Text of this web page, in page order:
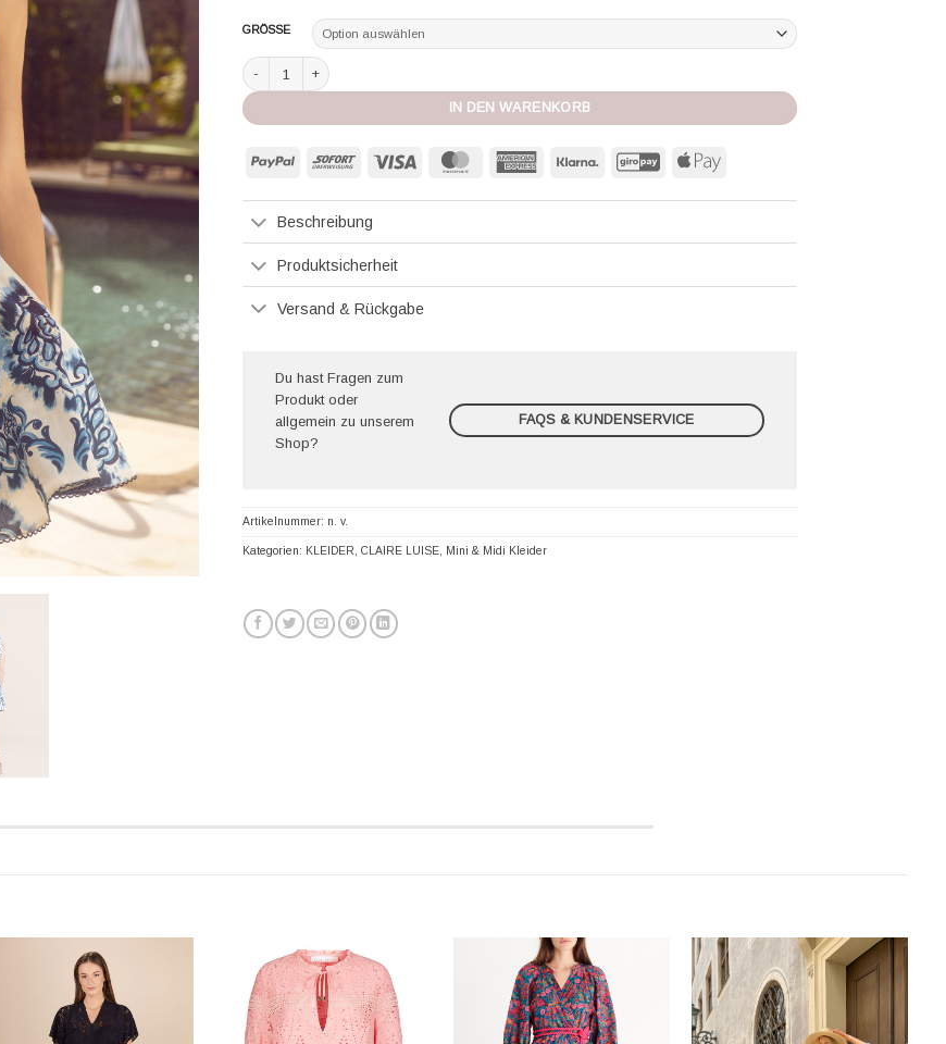
GRÖSSE
Claire Luise Kleid ornaments blau Menge
IN DEN WARENKORB
PayPal Sofort Visa MasterCard American
Klarna GiroPay Apple
Beschreibung
Produktsicherheit
Versand & Rückgabe
Du hast Fragen zum
Produkt oder
allgemein zu unserem
Shop?
FAQS & KUNDENSERVICE
Artikelnummer: n. v.
Kategorien: KLEIDER CLAIRE LUISE Mini & Midi Kleider